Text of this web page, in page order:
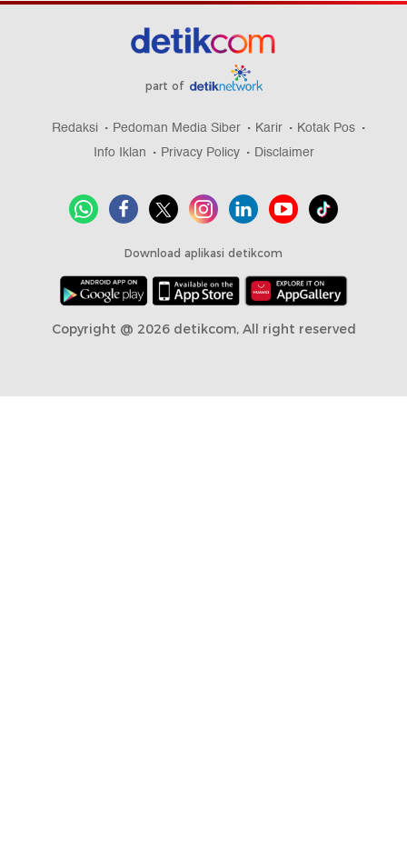
part of
Redaksi Pedoman Media Siber Karir
Kotak Pos
Info Iklan
Privacy Policy Disclaimer
Download aplikasi detikcom
Copyright @ 2026 detikcom, All right reserved